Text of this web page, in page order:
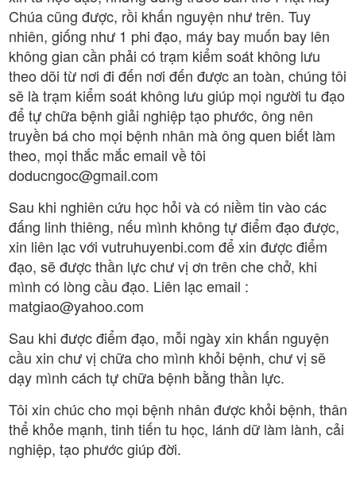
Chúa cũng được, rồi khấn nguyện như trên. Tuy
nhiên, giống như 1 phi đạo, máy bay muốn bay lên
không gian cần phải có trạm kiểm soát không lưu
theo dõi từ nơi đi đến nơi đến được an toàn, chúng tôi
sẽ là trạm kiểm soát không lưu giúp mọi người tu đạo
để tự chữa bệnh giải nghiệp tạo phước, ông nên
truyền bá cho mọi bệnh nhân mà ông quen biết làm
theo, mọi thắc mắc email về tôi
doducngoc@gmail.com
Sau khi nghiên cứu học hỏi và có niềm tin vào các
đấng linh thiêng, nếu mình không tự điểm đạo được,
xin liên lạc với vutruhuyenbi.com để xin được điểm
đạo, sẽ được thần lực chư vị ơn trên che chở, khi
mình có lòng cầu đạo. Liên lạc email :
matgiao@yahoo.com
Sau khi được điểm đạo, mỗi ngày xin khấn nguyện
cầu xin chư vị chữa cho mình khỏi bệnh, chư vị sẽ
dạy mình cách tự chữa bệnh bằng thần lực.
Tôi xin chúc cho mọi bệnh nhân được khỏi bệnh, thân
thể khỏe mạnh, tinh tiến tu học, lánh dữ làm lành, cải
nghiệp, tạo phước giúp đời.